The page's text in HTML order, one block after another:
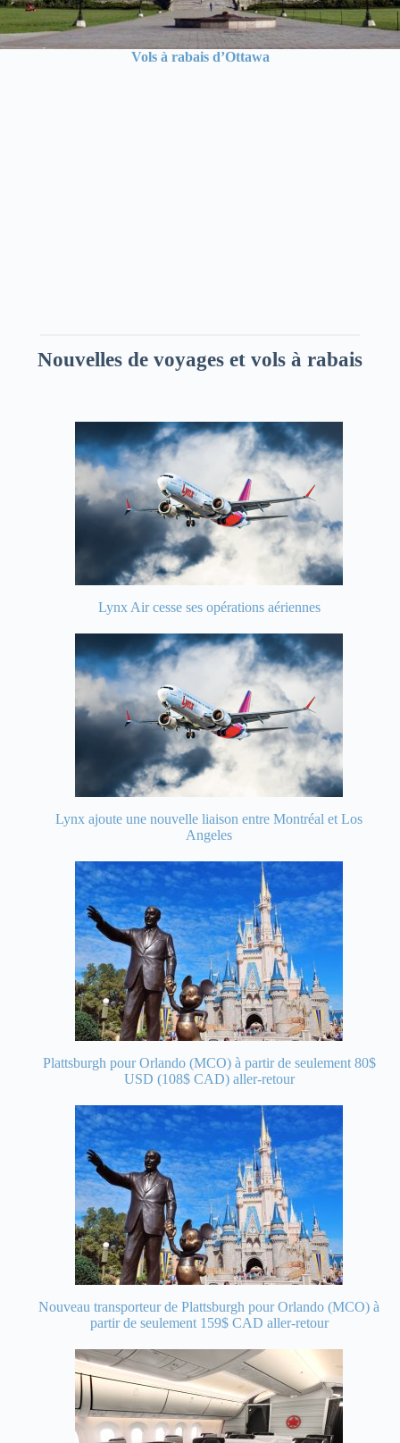
Vols à rabais d’Ottawa
Nouvelles de voyages et vols à rabais
Lynx Air cesse ses opérations aériennes
Lynx ajoute une nouvelle liaison entre Montréal et Los
Angeles
Plattsburgh pour Orlando (MCO) à partir de seulement 80$
USD (108$ CAD) aller-retour
Nouveau transporteur de Plattsburgh pour Orlando (MCO) à
partir de seulement 159$ CAD aller-retour